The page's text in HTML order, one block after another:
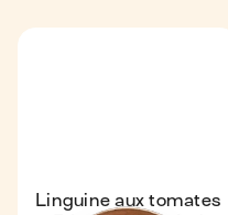
Linguine aux tomates